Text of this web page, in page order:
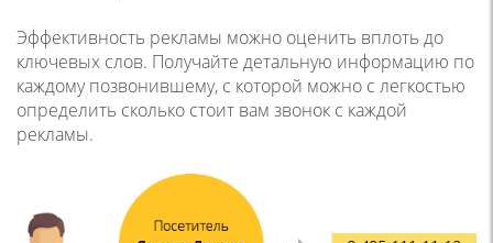
Эффективность рекламы можно оценить вплоть до
ключевых слов. Получайте детальную информацию по
каждому позвонившему, с которой можно с легкостью
определить сколько стоит вам звонок с каждой
рекламы.